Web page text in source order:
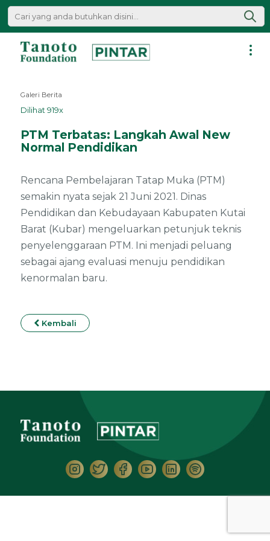
Lewati
|
Tanoto
Galeri Berita
Dilihat 919x
PTM Terbatas: Langkah Awal New
Normal Pendidikan
Rencana Pembelajaran Tatap Muka (PTM)
semakin nyata sejak 21 Juni 2021. Dinas
Pendidikan dan Kebudayaan Kabupaten Kutai
Barat (Kubar) mengeluarkan petunjuk teknis
penyelenggaraan PTM. Ini menjadi peluang
sebagai ajang evaluasi menuju pendidikan
kenormalan baru.
Kembali